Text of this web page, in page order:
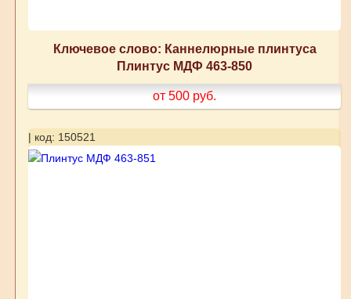
Ключевое слово: Каннелюрные плинтуса
Плинтус МДФ 463-850
от 500 руб.
| код: 150521